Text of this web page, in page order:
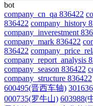
bot
company_cn_qa 836422
836422 company_history
company_inverestment
company_mark 836422
836422
company_report_analysis
company_season 836422
company_structure 836422
600495(晋西车轴)
000735(罗牛山) 603988(